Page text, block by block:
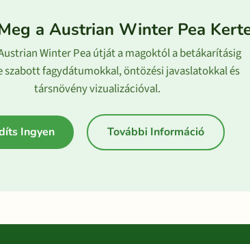
a Austrian Winter Pea
Winter Pea útját a magoktól a betákarításig
szabott fagydátumokkal, öntözési javaslatokkal és
társnövény vizualizációval.
Ingyen További Információ